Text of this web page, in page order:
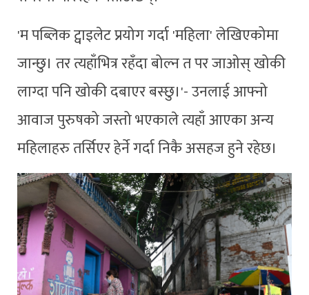
'म पब्लिक ट्वाइलेट प्रयोग गर्दा 'महिला' लेखिएकोमा
जान्छु। तर त्यहाँभित्र रहँदा बोल्न त पर जाओस् खोकी
लाग्दा पनि खोकी दबाएर बस्छु।'- उनलाई आफ्नो
आवाज पुरुषको जस्तो भएकाले त्यहाँ आएका अन्य
महिलाहरु तर्सिएर हेर्ने गर्दा निकै असहज हुने रहेछ।